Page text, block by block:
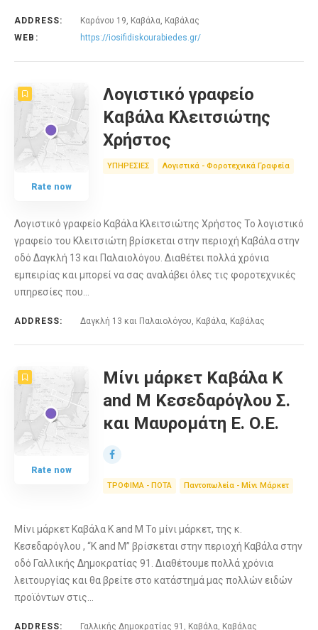
ADDRESS:
Καράνου 19, Καβάλα, Καβάλας
WEB:
https://iosifidiskourabiedes.gr/
Rate now
Λογιστικό γραφείο
Καβάλα Κλειτσιώτης
Χρήστος
ΥΠΗΡΕΣΙΕΣ Λογιστικά - Φοροτεχνικά Γραφεία
Λογιστικό γραφείο Καβάλα Κλειτσιώτης Χρήστος Το λογιστικό
γραφείο του Κλειτσιώτη βρίσκεται στην περιοχή Καβάλα στην
οδό Δαγκλή 13 και Παλαιολόγου. Διαθέτει πολλά χρόνια
εμπειρίας και μπορεί να σας αναλάβει όλες τις φοροτεχνικές
υπηρεσίες που…
ADDRESS: Δαγκλή 13 και Παλαιολόγου, Καβάλα, Καβάλας
Rate now
Μίνι μάρκετ Καβάλα K
and M Κεσεδαρόγλου Σ.
και Μαυρομάτη Ε. Ο.Ε.
ΤΡΟΦΙΜΑ - ΠΟΤΑ Παντοπωλεία - Μίνι Μάρκετ
Μίνι μάρκετ Καβάλα K and M Το μίνι μάρκετ, της κ.
Κεσεδαρόγλου , “K and M” βρίσκεται στην περιοχή Καβάλα στην
οδό Γαλλικής Δημοκρατίας 91. Διαθέτουμε πολλά χρόνια
λειτουργίας και θα βρείτε στο κατάστημά μας πολλών ειδών
προϊόντων στις…
ADDRESS: Γαλλικής Δημοκρατίας 91, Καβάλα, Καβάλας